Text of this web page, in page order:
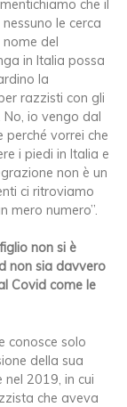
che il
le cerca
del
in Italia possa
la
razzisti con gli
io vengo dal
vorrei che
i piedi in Italia e
non è un
ci ritroviamo
mero numero”.
non si è
non sia davvero
Covid come le
conosce solo
della sua
nel 2019, in cui
che aveva